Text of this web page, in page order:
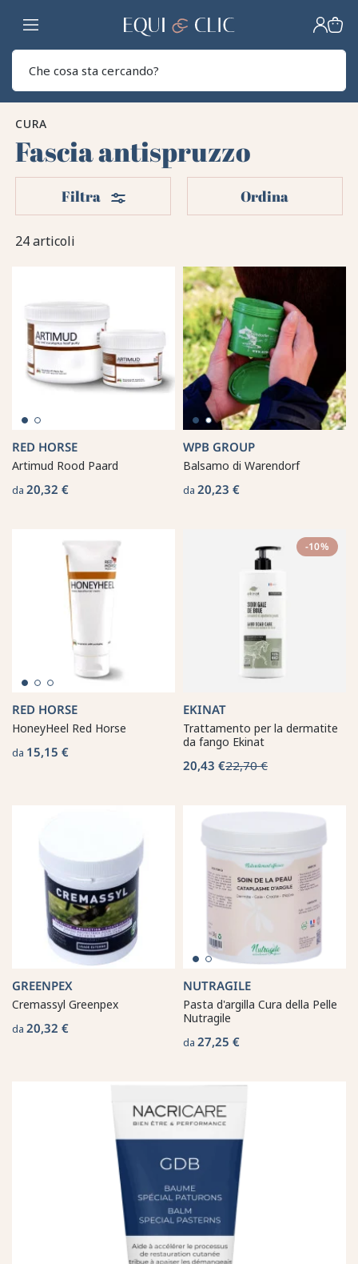
Casa
CURA
Fascia antispruzzo
24 articoli
Filtra Filtri Ordina
RED HORSE
Artimud Rood Paard
da 20,32 €
WPB GROUP
Balsamo di Warendorf
da 20,23 €
RED HORSE
HoneyHeel Red Horse
da 15,15 €
-10%
EKINAT
Trattamento per la dermatite
da fango Ekinat
20,43 €22,70 €
GREENPEX
Cremassyl Greenpex
da 20,32 €
NUTRAGILE
Pasta d'argilla Cura della Pelle
Nutragile
da 27,25 €